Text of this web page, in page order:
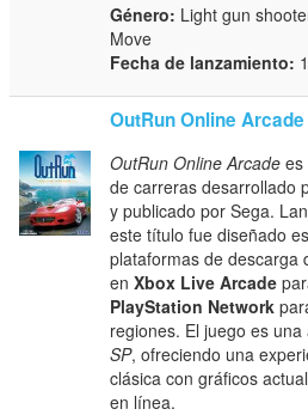
Género: Light gun
Move
Fecha de lanzamiento:
OutRun Online Arcade
OutRun Online Arcade es
de carreras desarrollado
y publicado por Sega.
este título fue diseñado
plataformas de descarga
enXbox Live Arcade
PlayStation Network
regiones. El juego es
SP, ofreciendo una
clásica con gráficos
en línea.